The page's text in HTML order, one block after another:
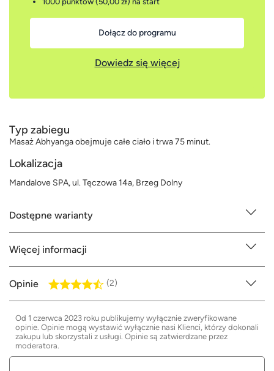
Dołącz do programu
Dowiedz się więcej
Typ zabiegu
Masaż Abhyanga obejmuje całe ciało i trwa 75 minut.
Lokalizacja
Mandalove SPA, ul. Tęczowa 14a, Brzeg Dolny
Dostępne warianty
Więcej informacji
Opinie (2)
Od 1 czerwca 2023 roku publikujemy wyłącznie zweryfikowane
opinie. Opinie mogą wystawić wyłącznie nasi Klienci, którzy dokonali
zakupu lub skorzystali z usługi. Opinie są zatwierdzane przez
moderatora.